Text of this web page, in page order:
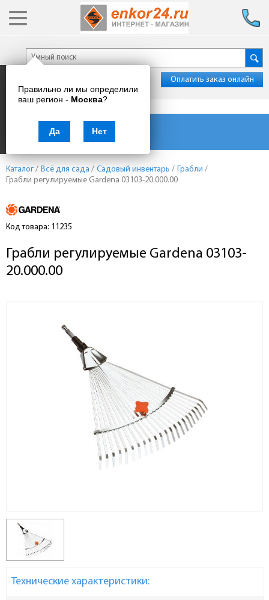
Правильно ли мы определили
ваш регион - Москва?
Да Нет
Оплатить заказ онлайн
Каталог товаров
Каталог / Всё для сада / Садовый инвентарь / Грабли /
Грабли регулируемые Gardena 03103-20.000.00
Код товара: 11235
Грабли регулируемые Gardena 03103-
20.000.00
Технические характеристики: